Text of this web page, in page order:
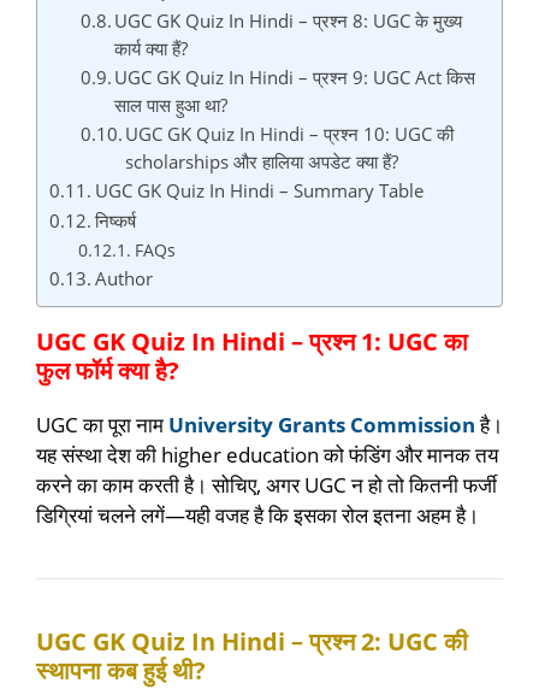
UGC GK Quiz In Hindi – प्रश्न 8: UGC के मुख्य
कार्य क्या हैं?
UGC GK Quiz In Hindi – प्रश्न 9: UGC Act किस
साल पास हुआ था?
UGC GK Quiz In Hindi – प्रश्न 10: UGC की
scholarships और हालिया अपडेट क्या हैं?
UGC GK Quiz In Hindi – Summary Table
निष्कर्ष
FAQs
Author
UGC GK Quiz In Hindi – प्रश्न 1: UGC का
फुल फॉर्म क्या है?
UGC का पूरा नाम University Grants Commission है।
यह संस्था देश की higher education को फंडिंग और मानक तय
करने का काम करती है। सोचिए, अगर UGC न हो तो कितनी फर्जी
डिग्रियां चलने लगें—यही वजह है कि इसका रोल इतना अहम है।
UGC GK Quiz In Hindi – प्रश्न 2: UGC की
स्थापना कब हुई थी?